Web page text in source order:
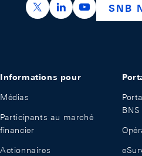
https://x.com/snb_bns
https://https://
SNB
Informations pour
Médias
Participants au marché
financier
Actionnaires
BNS